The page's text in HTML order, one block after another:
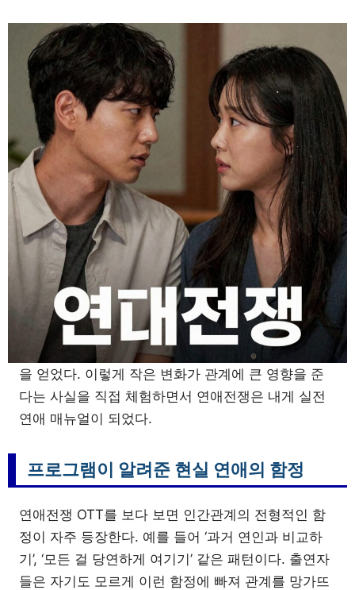
을 얻었다. 이렇게 작은 변화가 관계에 큰 영향을 준
다는 사실을 직접 체험하면서 연애전쟁은 내게 실전
연애 매뉴얼이 되었다.
프로그램이 알려준 현실 연애의 함정
연애전쟁 OTT를 보다 보면 인간관계의 전형적인 함
정이 자주 등장한다. 예를 들어 ‘과거 연인과 비교하
기’, ‘모든 걸 당연하게 여기기’ 같은 패턴이다. 출연자
들은 자기도 모르게 이런 함정에 빠져 관계를 망가뜨